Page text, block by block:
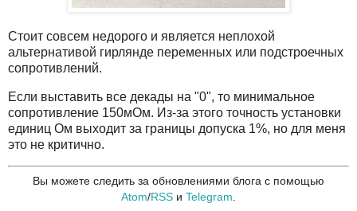
Стоит совсем недорого и является неплохой
альтернативой гирлянде переменных или подстроечных
сопротивлений.
Если выставить все декады на "0", то минимальное
сопротивление 150мОм. Из-за этого точность установки
единиц Ом выходит за границы допуска 1%, но для меня
это не критично.
Вы можете следить за обновлениями блога с помощью
Atom/RSS и Telegram.